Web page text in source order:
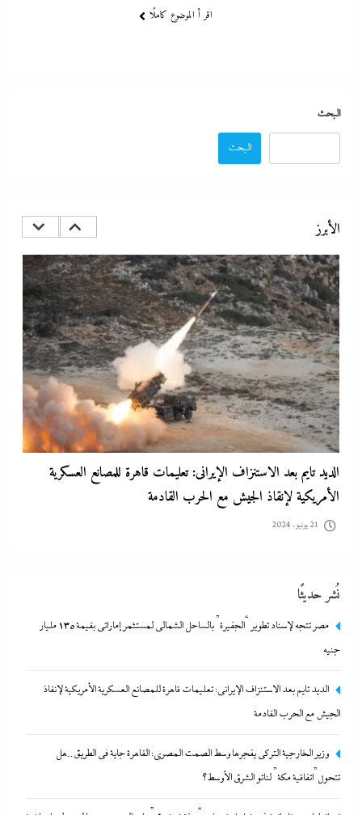
اقر أ الموضوع كاملًا
البحث
البحث
الأبرز21 يونيو، 2024
الديد تايم بعد الاستنزاف الإيرانى: تعليمات قاهرة للمصانع العسكرية
الأمريكية لإنقاذ الجيش مع الحرب القادمة
21 يونيو، 2024
وزير الخارجية التركى يفجرها وسط الصمت المصري: القاهرة جاية في
الطريق..هل تتحول”اتفاقية مكة” لناتو الشرق الأوسط؟
21 يونيو، 2024
نُشر حديثًا
مصر تتجه لإسناد تطوير “الجفيرة” بالساحل الشمالي لمستثمر إماراتي بقيمة 135 مليار
جنيه
الديد تايم بعد الاستنزاف الإيرانى: تعليمات قاهرة للمصانع العسكرية الأمريكية لإنقاذ
الجيش مع الحرب القادمة
وزير الخارجية التركى يفجرها وسط الصمت المصري: القاهرة جاية في الطريق..هل
تتحول”اتفاقية مكة” لناتو الشرق الأوسط؟